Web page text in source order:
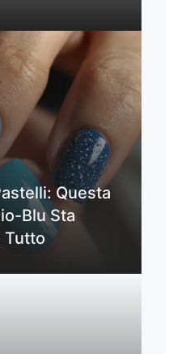
Questa
Blu Sta
Tutto